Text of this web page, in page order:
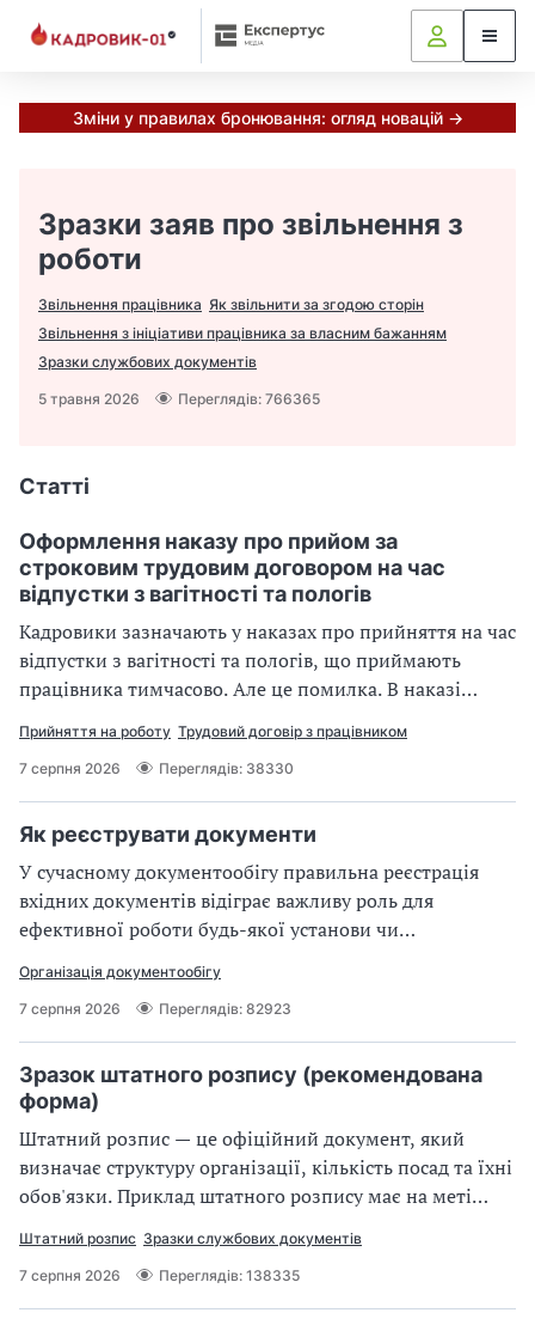
Зміни у правилах бронювання: огляд новацій →
Зразки заяв про звільнення з
роботи
Звільнення працівника Як звільнити за згодою сторін
Звільнення з ініціативи працівника за власним бажанням
Зразки службових документів
5 травня 2026 Переглядів: 766365
Статті
Оформлення наказу про прийом за
строковим трудовим договором на час
відпустки з вагітності та пологів
Кадровики зазначають у наказах про прийняття на час
відпустки з вагітності та пологів, що приймають
працівника тимчасово. Але це помилка. В наказі
такої відпустки: строковий трудовий договір
Прийняття на роботу Трудовий договір з працівником
7 серпня 2026 Переглядів: 38330
Як реєструвати документи
У сучасному документообігу правильна реєстрація
вхідних документів відіграє важливу роль для
ефективної роботи будь-якої установи чи
може призвести до втрати важливих документів або
затримок у роботі. У цій статті розглянемо, як
реєструвати документи правильно, щоб забезпечити
чіткість і порядок у роботі з кореспонденцією, як
уникнути подвійної і тотальної реєстрації та
позбутися «багатоповерхових» номерів.
Організація документообігу
7 серпня 2026 Переглядів: 82923
Зразок штатного розпису (рекомендована
форма)
Штатний розпис — це офіційний документ, який
визначає структуру організації, кількість посад та їхні
обов'язки. Приклад штатного розпису має на меті
підприємства. Як виглядає типова форма штатного
розпису? Чи існує нова форма штатного розпису та які
особливості заповнення передбачає зразок штатного
Штатний розпис Зразки службових документів
7 серпня 2026 Переглядів: 138335
Портал Кадровик 01